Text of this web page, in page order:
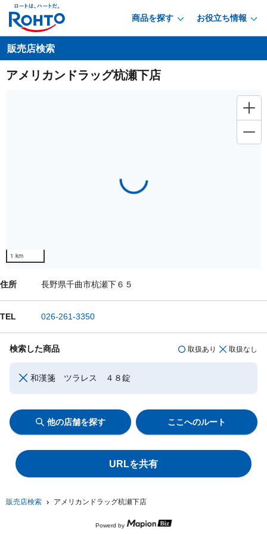
商品を探す お役立ち情報
販売店検索 アメリカンドラッグ杭瀬下店
販売店検索
アメリカンドラッグ杭瀬下店
住所 長野県千曲市杭瀬下６５
TEL 026-261-3350
検索した商品 取扱あり 取扱なし
和漢箋 ツラレス ４８錠
他の店舗を探す ここへのルート
URLを共有
Loading...
1 km
Powerd by